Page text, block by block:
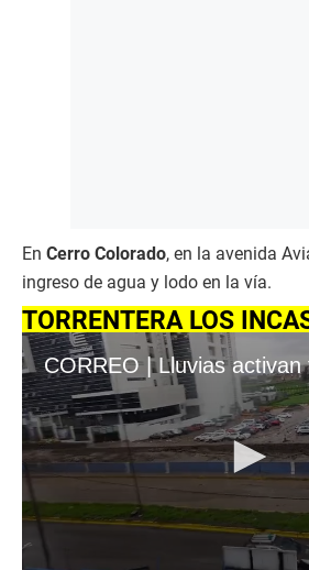
En Cerro Colorado, en la avenida
ingreso de agua y lodo en la vía.
TORRENTERA LOS